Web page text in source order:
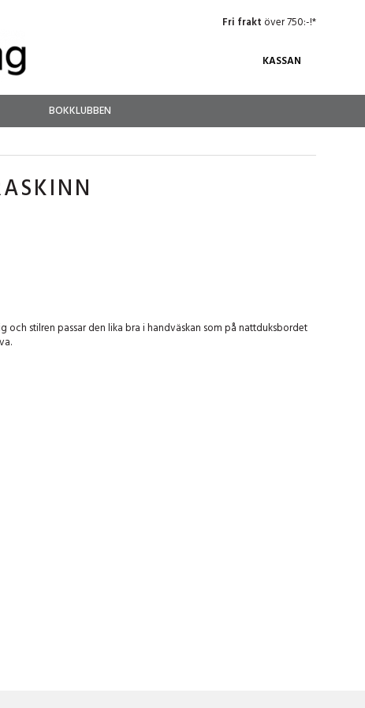
Fri frakt över 750:-!*
KASSAN
BOKKLUBBEN
stilren passar den lika bra i handväskan som på nattduksbordet